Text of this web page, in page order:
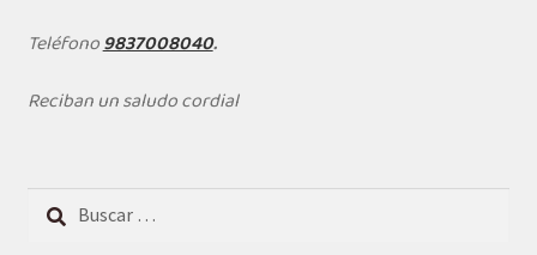
Teléfono9837008040.
Reciban un saludo cordial
Buscar: